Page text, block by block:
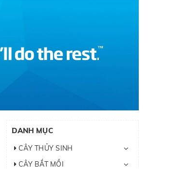
DANH MỤC
CÂY THỦY SINH
CÂY BẮT MỒI